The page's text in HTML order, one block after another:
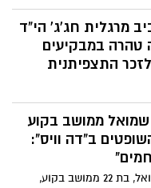
מ-26 מדינות השתתפו השבוע בסמינר
של קק”ל, שנערך ברחבי
החינוך של קק”ל. גם
בחרו אנשי חינוך מכל
להתחבר מקרוב
ולהעמיק את הקשר
והציוני.
מרגלית חג'ג' הי"ד
טהרה במבקיעים
התצפיתנית
נסגר מעגל מרגש עם חנוכת
"מעיינות אביב"
מרגלית חג'ג' הי"ד.
לאחר נפילתה
ממושב בקוע
ב"דה וויס":
תאיר עמרם שמואל, בת 22 ממושב בקוע,